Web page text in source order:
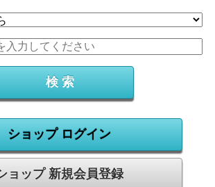
ショップ ログイン
ョップ 新規会員登録